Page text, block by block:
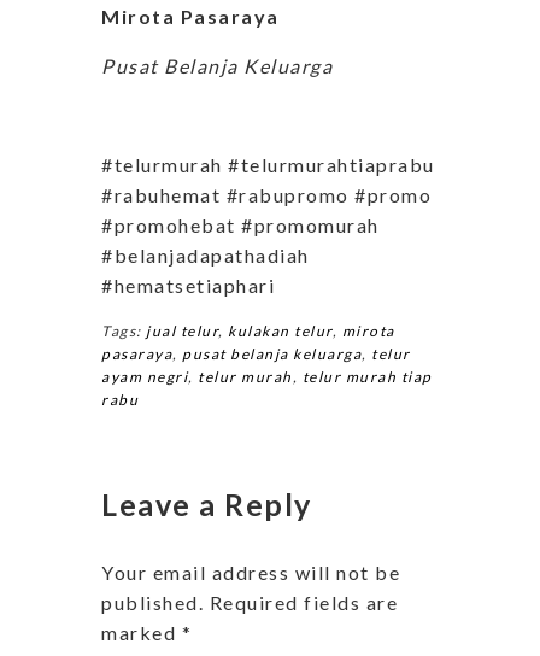
Mirota Pasaraya
Pusat Belanja Keluarga
#telurmurah #telurmurahtiaprabu
#rabuhemat #rabupromo #promo
#promohebat #promomurah
#belanjadapathadiah
#hematsetiaphari
Tags: jual telur, kulakan telur, mirota
pasaraya, pusat belanja keluarga, telur
ayam negri, telur murah, telur murah tiap
rabu
Leave a Reply
Your email address will not be
published. Required fields are
marked *